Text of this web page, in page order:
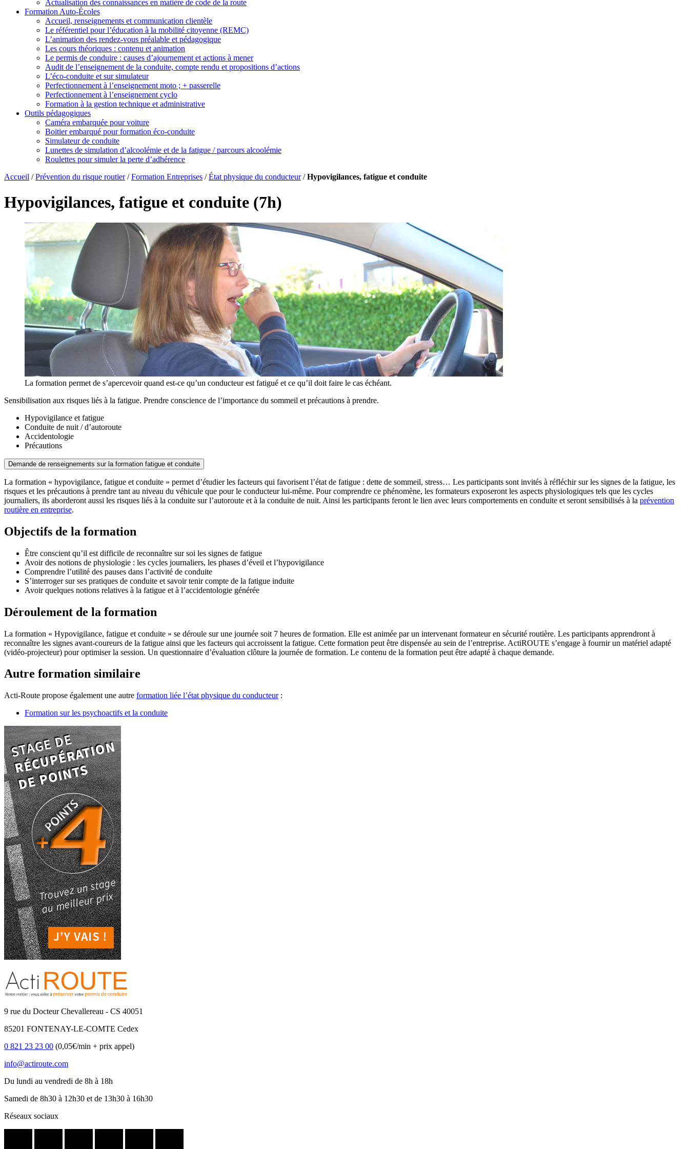
Actualisation des connaissances en matière de code de la route
Formation Auto-Écoles
Accueil, renseignements et communication clientèle
Le référentiel pour l’éducation à la mobilité citoyenne (REMC)
L’animation des rendez-vous préalable et pédagogique
Les cours théoriques : contenu et animation
Le permis de conduire : causes d’ajournement et actions à mener
Audit de l’enseignement de la conduite, compte rendu et propositions d’actions
L’éco-conduite et sur simulateur
Perfectionnement à l’enseignement moto ; + passerelle
Perfectionnement à l’enseignement cyclo
Formation à la gestion technique et administrative
Outils pédagogiques
Caméra embarquée pour voiture
Boitier embarqué pour formation éco-conduite
Simulateur de conduite
Lunettes de simulation d’alcoolémie et de la fatigue / parcours alcoolémie
Roulettes pour simuler la perte d’adhérence
Accueil /Prévention du risque routier/Formation Entreprises /État physique du conducteur/Hypovigilances, fatigue et conduite
Hypovigilances, fatigue et conduite (7h)
La formation permet de s’apercevoir quand est-ce qu’un conducteur est fatigué et ce qu’il doit faire le cas échéant.
Sensibilisation aux risques liés à la fatigue. Prendre conscience de l’importance du sommeil et précautions à prendre.
Hypovigilance et fatigue
Conduite de nuit / d’autoroute
Accidentologie
Précautions
La formation « hypovigilance, fatigue et conduite » permet d’étudier les facteurs qui favorisent l’état de fatigue : dette de sommeil, stress… Les participants sont invités à réfléchir sur les signes de la fatigue, les
risques et les précautions à prendre tant au niveau du véhicule que pour le conducteur lui-même. Pour comprendre ce phénomène, les formateurs exposeront les aspects physiologiques tels que les cycles
journaliers, ils aborderont aussi les risques liés à la conduite sur l’autoroute et à la conduite de nuit. Ainsi les participants feront le lien avec leurs comportements en conduite et seront sensibilisés à la prévention
routière en entreprise.
Objectifs de la formation
Être conscient qu’il est difficile de reconnaître sur soi les signes de fatigue
Avoir des notions de physiologie : les cycles journaliers, les phases d’éveil et l’hypovigilance
Comprendre l’utilité des pauses dans l’activité de conduite
S’interroger sur ses pratiques de conduite et savoir tenir compte de la fatigue induite
Avoir quelques notions relatives à la fatigue et à l’accidentologie générée
Déroulement de la formation
La formation « Hypovigilance, fatigue et conduite » se déroule sur une journée soit 7 heures de formation. Elle est animée par un intervenant formateur en sécurité routière. Les participants apprendront à
reconnaître les signes avant-coureurs de la fatigue ainsi que les facteurs qui accroissent la fatigue. Cette formation peut être dispensée au sein de l’entreprise. ActiROUTE s’engage à fournir un matériel adapté
(vidéo-projecteur) pour optimiser la session. Un questionnaire d’évaluation clôture la journée de formation. Le contenu de la formation peut être adapté à chaque demande.
Autre formation similaire
Acti-Route propose également une autre formation liée l’état physique du conducteur:
Formation sur les psychoactifs et la conduite
9 rue du Docteur Chevallereau - CS 40051
85201 FONTENAY-LE-COMTE Cedex
0 821 23 23 00 (0,05€/min + prix appel)
info@actiroute.com
Du lundi au vendredi de 8h à 18h
Samedi de 8h30 à 12h30 et de 13h30 à 16h30
Réseaux sociaux